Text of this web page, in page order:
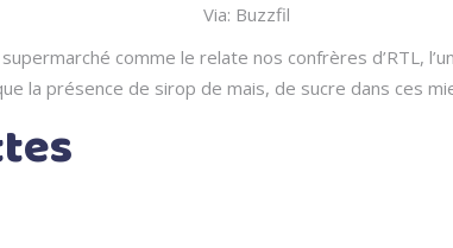
Via: Buzzfil
comme le relate nos confrères d’RTL,
la présence de sirop de mais, de sucre dans ces